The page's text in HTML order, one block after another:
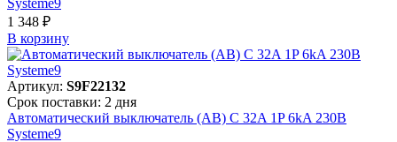
1 348 ₽
В корзинy
Артикул: S9F22132
Срок поставки: 2 дня
Автоматический выключатель (АВ) C 32A 1P 6kA 230В
Systeme9